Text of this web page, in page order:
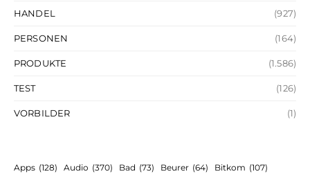
HANDEL (927)
PERSONEN (164)
PRODUKTE (1.586)
TEST (126)
VORBILDER (1)
Apps (128) Audio (370) Bad (73) Beurer (64) Bitkom (107)